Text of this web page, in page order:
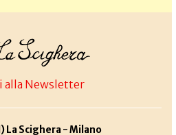
alla Newsletter
La Scighera - Milano